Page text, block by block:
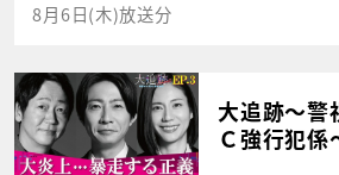
8月6日(木)放送分
大追跡～警
Ｃ強行犯